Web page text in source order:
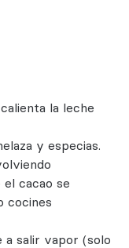
la leche
y especias.
cacao se
cocines
a salir vapor (solo